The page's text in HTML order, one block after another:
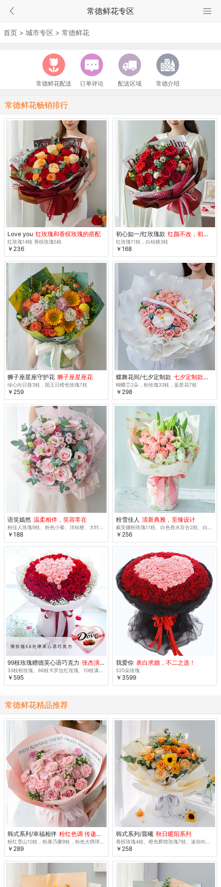
常德鲜花专区
首页 > 城市专区 > 常德鲜花
常德鲜花配送 订单评论 配送区域 常德介绍
常德鲜花畅销排行
Love you 红玫瑰和香槟玫瑰的搭配
红玫瑰14枝 香槟玫瑰5枝
￥236
初心如一/红玫瑰款 红颜不改，初心未央
红玫瑰11枝，白桔梗3枝
￥168
狮子座星座守护花 狮子座星座花
绿心向日葵3枝，国王日橙色玫瑰7枝
￥259
蝶舞花间/七夕定制款 七夕定制款鲜花 特惠
蝴蝶兰2朵，粉玫瑰33枝，蓝星花7枝
￥298
语笑嫣然 温柔相伴，笑容常在
￥188
粉雪佳人 清新典雅，至臻设计
￥256
99枝玫瑰赠德芙心语巧克力 张杰演唱会定制款
￥595
我爱你 表白求婚，不二之选！
520朵玫瑰
￥3599
常德鲜花精品推荐
韩式系列/幸福相伴 粉红色调 传递感激 特惠
￥289
韩式系列/晨曦 秋日暖阳系列
￥258